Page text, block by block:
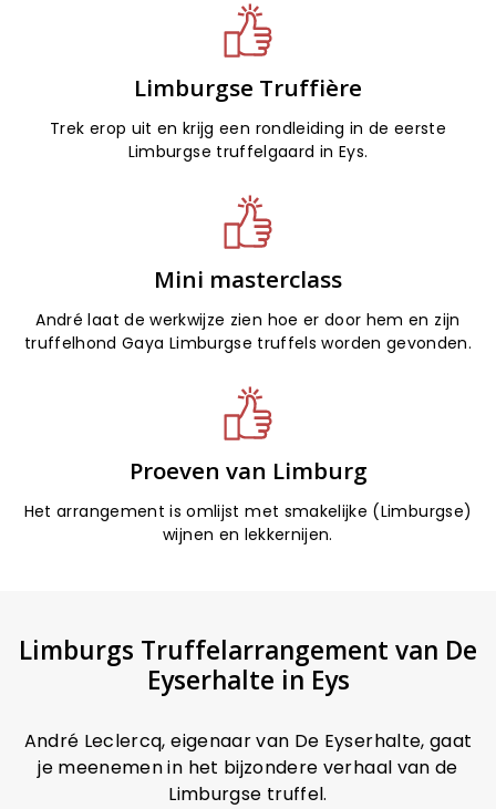
Limburgse Truffière
Trek erop uit en krijg een rondleiding in de eerste
Limburgse truffelgaard in Eys.
Mini masterclass
André laat de werkwijze zien hoe er door hem en zijn
truffelhond Gaya Limburgse truffels worden gevonden.
Proeven van Limburg
Het arrangement is omlijst met smakelijke (Limburgse)
wijnen en lekkernijen.
Limburgs Truffelarrangement van De
Eyserhalte in Eys
André Leclercq, eigenaar van De Eyserhalte, gaat
je meenemen in het bijzondere verhaal van de
Limburgse truffel.